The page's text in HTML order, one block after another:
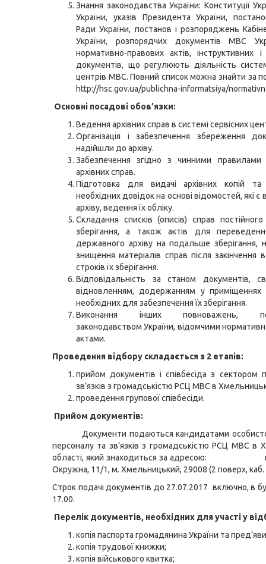
Знання законодавства України: Конституції
України, указів Президента України,
Ради України, постанов і розпоряджень
України, розпорядчих документів МВС
нормативно-правових актів, інструктивних
документів, що регулюють діяльність
центрів МВС. Повний список можна знайти за
http://hsc.gov.ua/publichna-informatsiya/
Основні посадові обов’язки:
Ведення архівних справ в системі сервісних
Організація і забезпечення збереження
надійшли до архіву.
Забезпечення згідно з чинними правилами
архівних справ.
Підготовка для видачі архівних копій та
необхідних довідок на основі відомостей, які
архіву, ведення їх обліку.
Складання списків (описів) справ
зберігання, а також актів для
державного архіву на подальше зберігання,
знищення матеріалів справ після закінчення
строків їх зберігання.
Відповідальність за станом документів,
відновленням, додержанням у приміщеннях
необхідних для забезпечення їх зберігання.
Виконання інших повноважень,
законодавством України, відомчими
актами.
Проведення відбору складається з 2 етапів:
прийом документів і співбесіда з сектором
зв’язків з громадськістю РСЦ МВС в
проведення групової співбесіди.
Прийом документів:
Документи подаються кандидатами особисто
персоналу та зв’язків з громадськістю РСЦ МВС в
області, який знаходиться за адресою:
Окружна, 11/1, м. Хмельницький, 29008 (2 поверх,
Строк подачі документів до 27.07.2017 включно, в
17.00.
Перелік документів, необхідних для участі у
копія паспорта громадянина України та
копія трудової книжки;
копія військового квитка;